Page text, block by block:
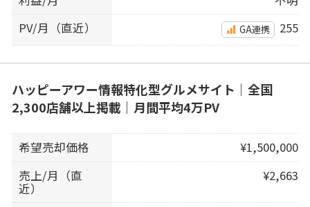
PV/月（直近）
GA連携 255
ハッピーアワー情報特化型グルメサイト｜全国
2,300店舗以上掲載｜月間平均4万PV
希望売却価格
¥1,500,000
売上/月（直
近）
¥2,663